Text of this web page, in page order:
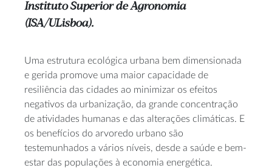
Instituto Superior de Agronomia
(ISA/ULisboa).
Uma estrutura ecológica urbana bem dimensionada
e gerida promove uma maior capacidade de
resiliência das cidades ao minimizar os efeitos
negativos da urbanização, da grande concentração
de atividades humanas e das alterações climáticas. E
os benefícios do arvoredo urbano são
testemunhados a vários níveis, desde a saúde e bem-
estar das populações à economia energética.